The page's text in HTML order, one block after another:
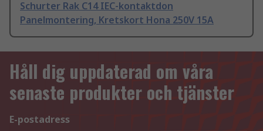
Schurter Rak C14 IEC-kontaktdon
Panelmontering, Kretskort Hona 250V 15A
Håll dig uppdaterad om våra
senaste produkter och tjänster
E-postadress